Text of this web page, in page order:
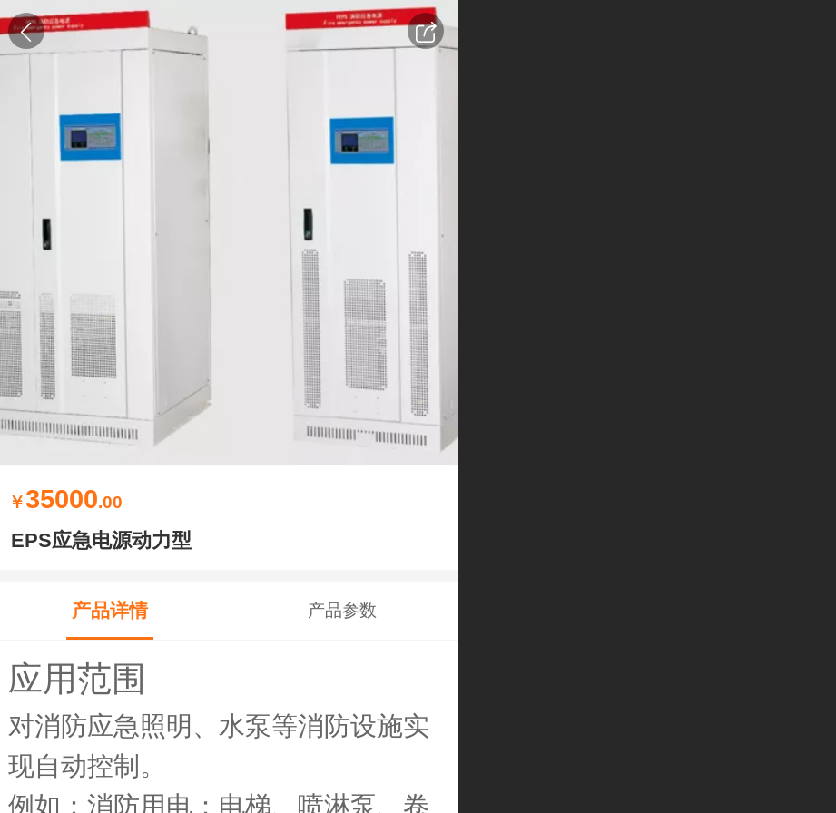
￥35000.00
EPS应急电源动力型
产品详情 产品参数
应用范围
对消防应急照明、水泵等消防设施实
现自动控制。
例如：消防用电：电梯、喷淋泵、卷